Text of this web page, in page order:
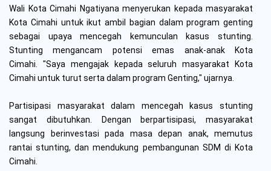
Wali Kota Cimahi Ngatiyana menyerukan kepada masyarakat
Kota Cimahi untuk ikut ambil bagian dalam program genting
sebagai upaya mencegah kemunculan kasus stunting.
Stunting mengancam potensi emas anak-anak Kota
Cimahi. "Saya mengajak kepada seluruh masyarakat Kota
Cimahi untuk turut serta dalam program Genting," ujarnya.
Partisipasi masyarakat dalam mencegah kasus stunting
sangat dibutuhkan. Dengan berpartisipasi, masyarakat
langsung berinvestasi pada masa depan anak, memutus
rantai stunting, dan mendukung pembangunan SDM di Kota
Cimahi.